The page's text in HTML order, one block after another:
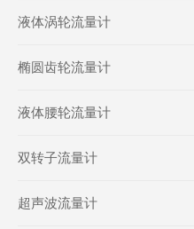
液体涡轮流量计
椭圆齿轮流量计
液体腰轮流量计
双转子流量计
超声波流量计